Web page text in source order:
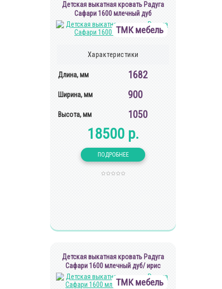
Детская выкатная кровать Радуга
Сафари 1600 млечный дуб
ТМК мебель
Характеристики
Длина, мм 1682
Ширина, мм 900
Высота, мм 1050
18500 р.
Детская выкатная кровать Радуга
Сафари 1600 млечный дуб/ ирис
ТМК мебель